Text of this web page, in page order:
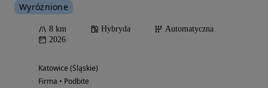
Wyróżnione
8 km Hybryda
Automatyczna
2026
Katowice (Śląskie)
Firma • Podbite